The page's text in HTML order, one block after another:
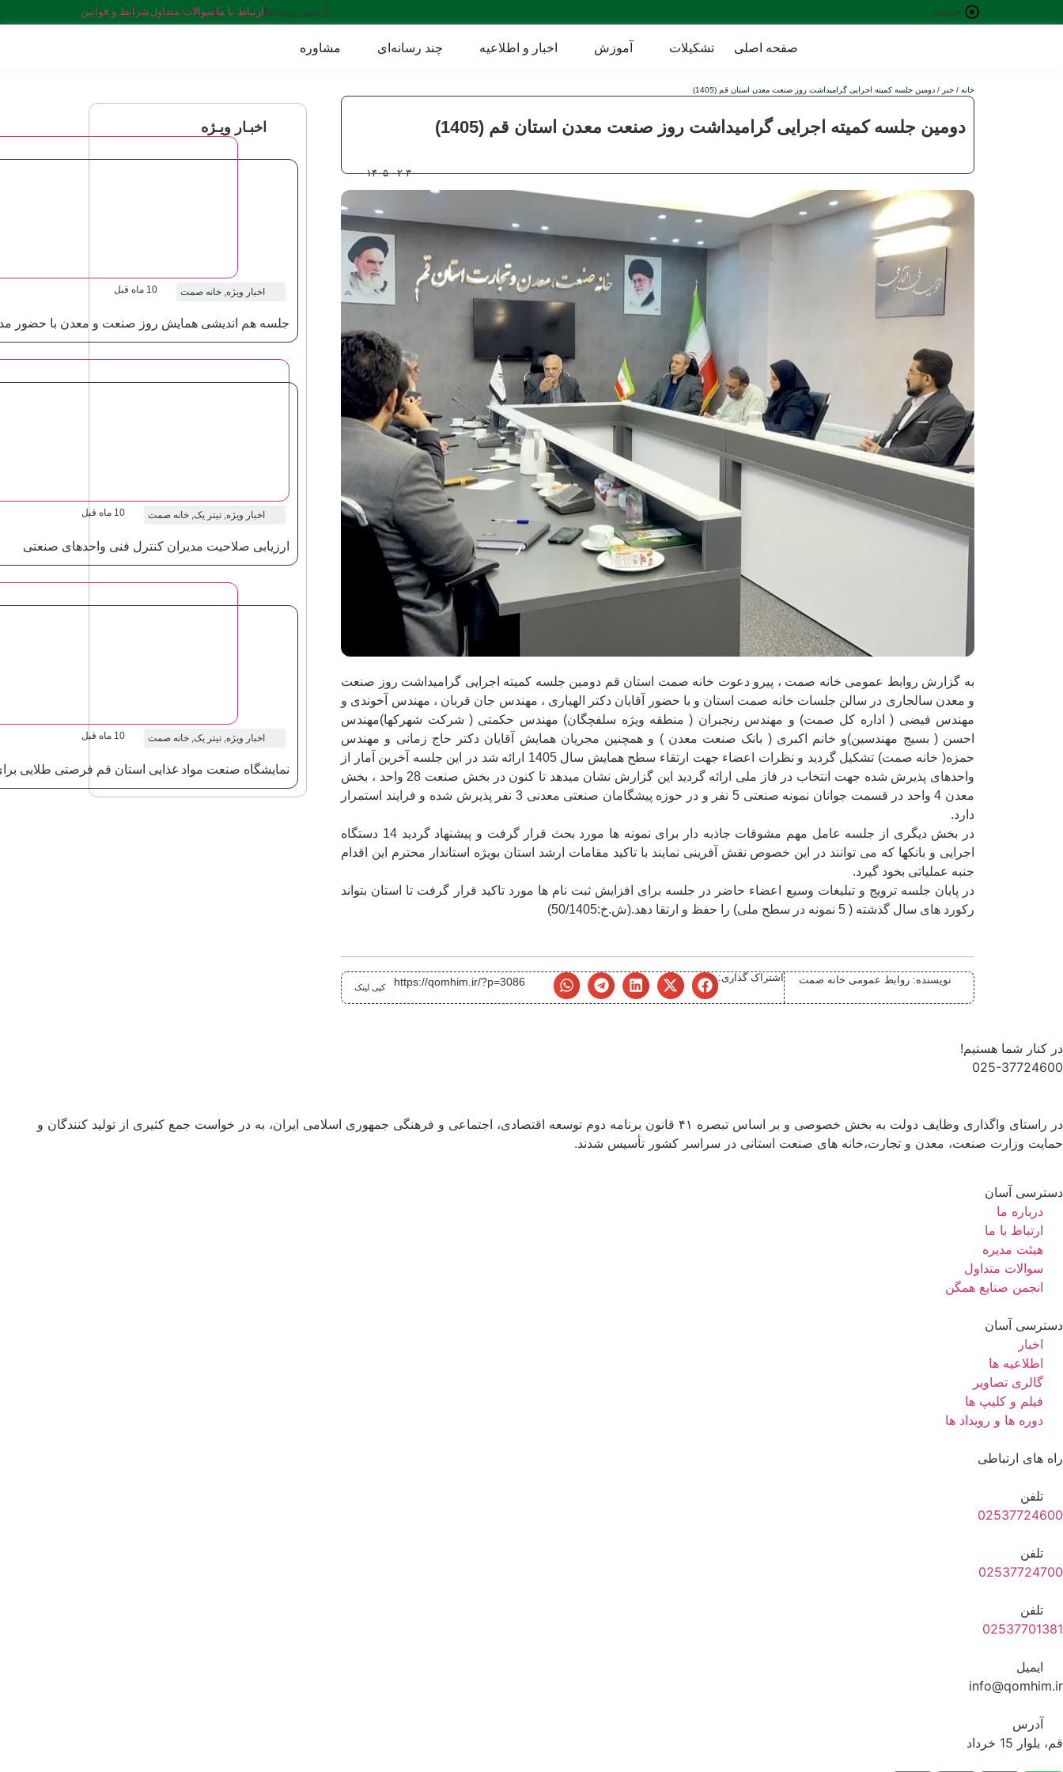
جدیدترین
خبرها:
آرشیو رویدادها ارتباط با ما سوالات متداول شرایط و قوانین
صفحه اصلی تشکیلات آموزش اخبار و اطلاعیه چند رسانه‌ای مشاوره
خانه / خبر / دومین جلسه کمیته اجرایی گرامیداشت روز صنعت معدن استان قم (1405)
دومین جلسه کمیته اجرایی گرامیداشت روز صنعت معدن استان قم (1405)
۱۴۰۵-۰۲-۳۰
به گزارش روابط عمومی خانه صمت ، پیرو دعوت خانه صمت استان قم دومین جلسه کمیته اجرایی گرامیداشت روز صنعت
و معدن سالجاری در سالن جلسات خانه صمت استان و با حضور آقایان دکتر الهیاری ، مهندس جان قربان ، مهندس آخوندی و
مهندس فیضی ( اداره کل صمت) و مهندس رنجبران ( منطقه ویژه سلفچگان) مهندس حکمتی ( شرکت شهرکها)مهندس
احسن ( بسیج مهندسین)و خانم اکبری ( بانک صنعت معدن ) و همچنین مجریان همایش آقایان دکتر حاج زمانی و مهندس
حمزه( خانه صمت) تشکیل گردید و نظرات اعضاء جهت ارتقاء سطح همایش سال 1405 ارائه شد در این جلسه آخرین آمار از
واحدهای پذیرش شده جهت انتخاب در فاز ملی ارائه گردید این گزارش نشان میدهد تا کنون در بخش صنعت 28 واحد ، بخش
معدن 4 واحد در قسمت جوانان نمونه صنعتی 5 نفر و در حوزه پیشگامان صنعتی معدنی 3 نفر پذیرش شده و فرایند استمرار
دارد.
در بخش دیگری از جلسه عامل مهم مشوقات جاذبه دار برای نمونه ها مورد بحث قرار گرفت و پیشنهاد گردید 14 دستگاه
اجرایی و بانکها که می توانند در این خصوص نقش آفرینی نمایند با تاکید مقامات ارشد استان بویژه استاندار محترم این اقدام
جنبه عملیاتی بخود گیرد.
در پایان جلسه ترویج و تبلیغات وسیع اعضاء حاضر در جلسه برای افزایش ثبت نام ها مورد تاکید قرار گرفت تا استان بتواند
رکورد های سال گذشته ( 5 نمونه در سطح ملی) را حفظ و ارتقا دهد.(ش.خ:50/1405)
نویسنده: روابط عمومی خانه صمت
اشتراک گذاری:
کپی لینک https://qomhim.ir/?p=3086
اخبـار ویـژه
اخبار ویژه,خانه صمت 10 ماه قبل
جلسه هم اندیشی همایش روز صنعت و معدن با حضور
اخبار ویژه,تیتر یک,خانه صمت 10 ماه قبل
ارزیابی صلاحیت مدیران کنترل فنی واحدهای صنعتی
اخبار ویژه,تیتر یک,خانه صمت 10 ماه قبل
نمایشگاه صنعت مواد غذایی استان قم فرصتی طلایی
در کنار شما هستیم!
025-37724600
در راستای واگذاری وظایف دولت به بخش خصوصی و بر اساس تبصره ۴۱ قانون برنامه دوم توسعه اقتصادی، اجتماعی و فرهنگی جمهوری اسلامی ایران، به در خواست جمع کثیری از تولید کنندگان و
حمایت وزارت صنعت، معدن و تجارت،خانه های صنعت استانی در سراسر کشور تأسیس شدند.
دسترسی آسان
درباره ما
ارتباط با ما
هیئت مدیره
سوالات متداول
انجمن صنایع همگن
دسترسی آسان
اخبار
اطلاعیه ها
گالری تصاویر
فیلم و کلیپ ها
دوره ها و رویداد ها
راه های ارتباطی
تلفن
02537724600
تلفن
02537724700
تلفن
02537701381
ایمیل
info@qomhim.ir
آدرس
قم، بلوار 15 خرداد